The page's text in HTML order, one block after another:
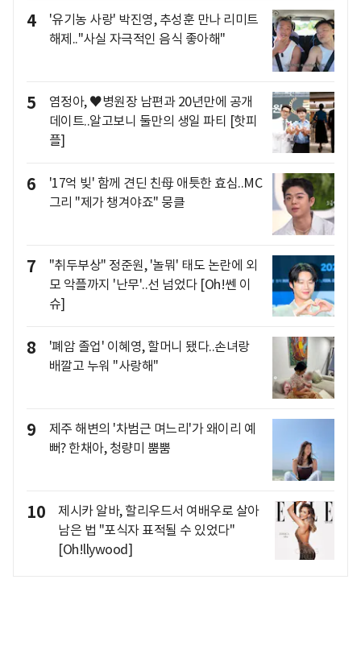
4
'유기농 사랑' 박진영, 추성훈 만나 리미트
해제.."사실 자극적인 음식 좋아해"
5
염정아, ♥병원장 남편과 20년만에 공개
데이트..알고보니 둘만의 생일 파티 [핫피
플]
6
'17억 빚' 함께 견딘 친母 애틋한 효심..MC
그리 "제가 챙겨야죠" 뭉클
7
"취두부상" 정준원, '놀뭐' 태도 논란에 외
모 악플까지 '난무'..선 넘었다 [Oh!쎈 이
슈]
8
'폐암 졸업' 이혜영, 할머니 됐다..손녀랑
배깔고 누워 "사랑해"
9
제주 해변의 '차범근 며느리'가 왜이리 예
뻐? 한채아, 청량미 뿜뿜
10
제시카 알바, 할리우드서 여배우로 살아
남은 법 "포식자 표적될 수 있었다"
[Oh!llywood]